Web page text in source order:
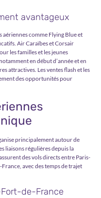
avantageux
aériennes comme Flying Blue et
Air Caraïbes et Corsair
les familles et les jeunes
en début d’année et en
attractives. Les ventes flash et les
des opportunités pour
principalement autour de
liaisons régulières depuis la
des vols directs entre Paris-
avec des temps de trajet
de-France